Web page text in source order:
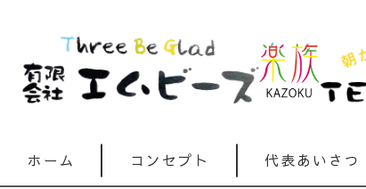
ホーム コンセプト 代表あいさつ